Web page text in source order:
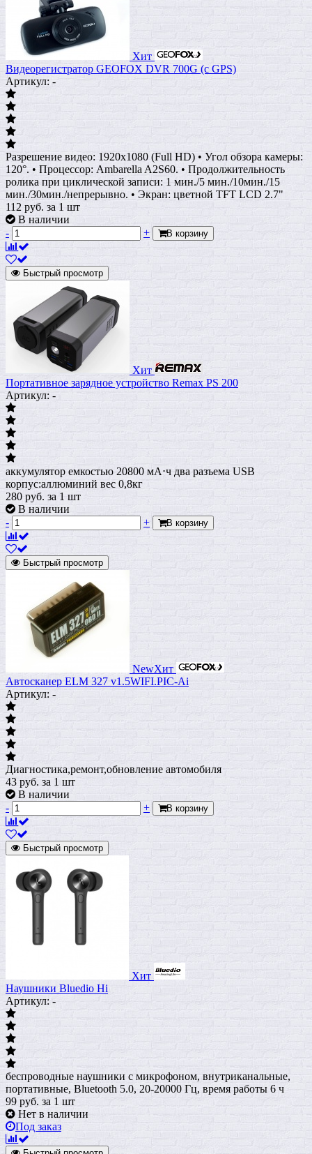
Хит
Видеорегистратор GEOFOX DVR 700G (с GPS)
Артикул: -
Разрешение видео: 1920x1080 (Full HD) • Угол обзора камеры:
120°. • Процессор: Ambarella A2S60. • Продолжительность
ролика при циклической записи: 1 мин./5 мин./10мин./15
мин./30мин./непрерывно. • Экран: цветной TFT LCD 2.7"
112 руб. за 1 шт
В наличии
-
+ В корзину
Быстрый просмотр
Хит
Портативное зарядное устройство Remax PS 200
Артикул: -
аккумулятор емкостью 20800 мА⋅ч два разъема USB
корпус:аллюминий вес 0,8кг
280 руб. за 1 шт
В наличии
-
+ В корзину
Быстрый просмотр
NewХит
Автосканер ELM 327 v1.5WIFI.PIC-Ai
Артикул: -
Диагностика,ремонт,обновление автомобиля
43 руб. за 1 шт
В наличии
-
+ В корзину
Быстрый просмотр
Хит
Наушники Bluedio Hi
Артикул: -
беспроводные наушники с микрофоном, внутриканальные,
портативные, Bluetooth 5.0, 20-20000 Гц, время работы 6 ч
99 руб. за 1 шт
Нет в наличии
Под заказ